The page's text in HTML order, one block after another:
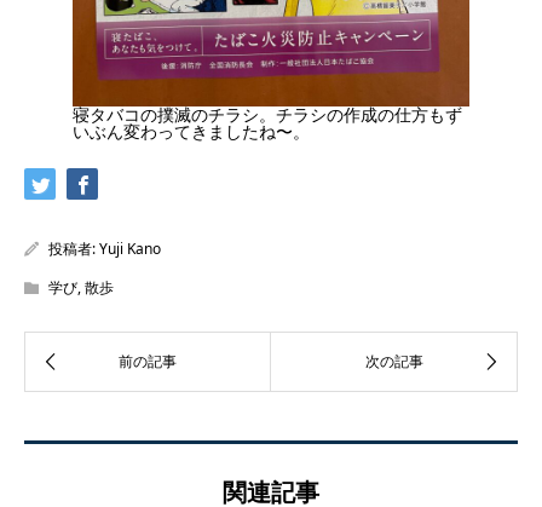
寝タバコの撲滅のチラシ。チラシの作成の仕方もず
いぶん変わってきましたね〜。
投稿者:Yuji Kano
学び,散歩
関連記事